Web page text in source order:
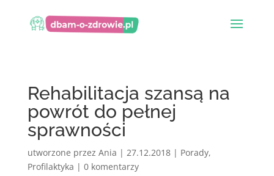
Rehabilitacja szansą na
powrót do pełnej
sprawności
utworzone przez Ania | 27.12.2018| Porady,
Profilaktyka | 0 komentarzy